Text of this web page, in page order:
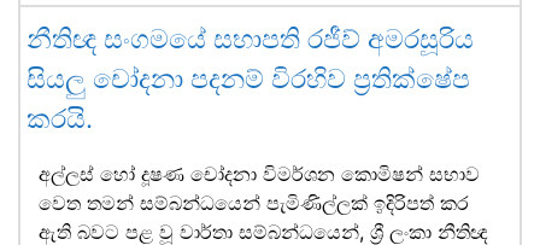
නීතිඥ සංගමයේ සභාපති රජීව් අමරසූරිය
සියලු චෝදනා පදනම් විරහිව ප්‍රතික්ෂේප
කරයි.
අල්ලස් හෝ දූෂණ චෝදනා විමර්ශන කොමිෂන් සභාව
වෙත තමන් සම්බන්ධයෙන් පැමිණිල්ලක් ඉදිරිපත් කර
ඇති බවට පළ වූ වාර්තා සම්බන්ධයෙන්, ශ්‍රී ලංකා නීතිඥ